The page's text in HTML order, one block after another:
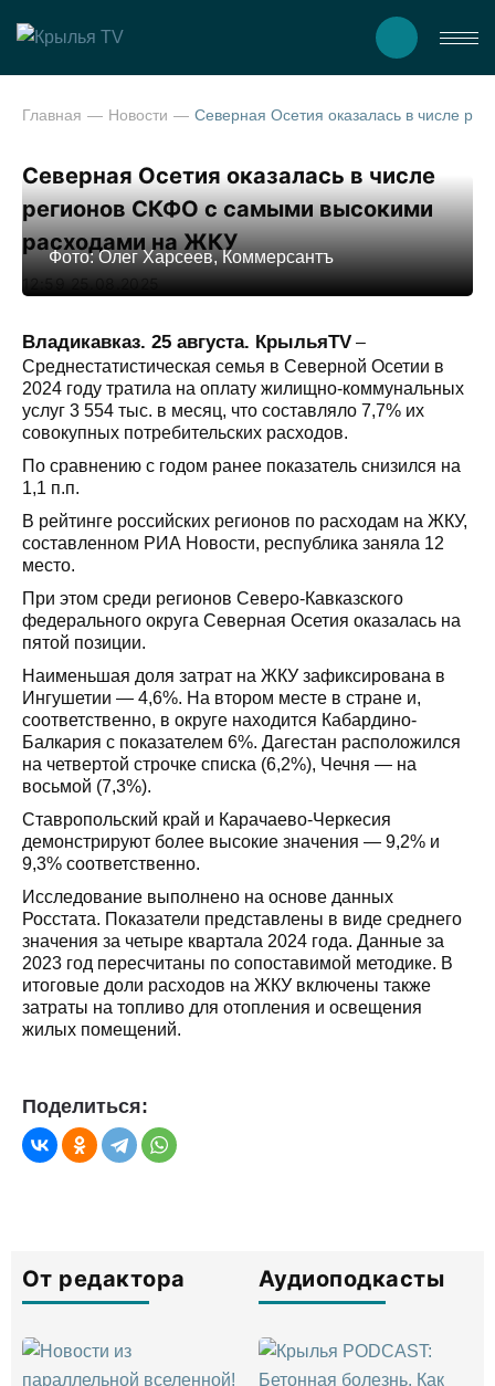
Главная Новости
Северная Осетия оказалась в числе
регионов СКФО с самыми высокими
расходами на ЖКУ
12:59 25.08.2025
Фото: Олег Харсеев, Коммерсантъ
Владикавказ. 25 августа. КрыльяTV –
Среднестатистическая семья в Северной Осетии в
2024 году тратила на оплату жилищно-коммунальных
услуг 3 554 тыс. в месяц, что составляло 7,7% их
совокупных потребительских расходов.
По сравнению с годом ранее показатель снизился на
1,1 п.п.
В рейтинге российских регионов по расходам на ЖКУ,
составленном РИА Новости, республика заняла 12
место.
При этом среди регионов Северо-Кавказского
федерального округа Северная Осетия оказалась на
пятой позиции.
Наименьшая доля затрат на ЖКУ зафиксирована в
Ингушетии — 4,6%. На втором месте в стране и,
соответственно, в округе находится Кабардино-
Балкария с показателем 6%. Дагестан расположился
на четвертой строчке списка (6,2%), Чечня — на
восьмой (7,3%).
Ставропольский край и Карачаево-Черкесия
демонстрируют более высокие значения — 9,2% и
9,3% соответственно.
Исследование выполнено на основе данных
Росстата. Показатели представлены в виде среднего
значения за четыре квартала 2024 года. Данные за
2023 год пересчитаны по сопоставимой методике. В
итоговые доли расходов на ЖКУ включены также
затраты на топливо для отопления и освещения
жилых помещений.
Поделиться:
От редактора Аудиоподкасты